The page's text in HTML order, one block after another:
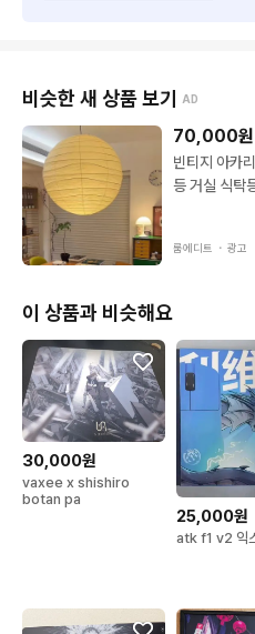
비슷한 새 상품 보기 AD
70,000원
빈티지 아카
등 거실 식탁
룸에디트 ・ 광고
이 상품과 비슷해요
30,000원
vaxee x shishiro
botan pa
25,000원
atk f1 v2 익